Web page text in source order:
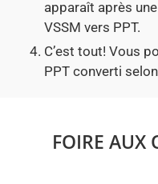
apparaît après
VSSM vers PPT.
C’est tout! Vous
PPT converti
FOIRE AUX